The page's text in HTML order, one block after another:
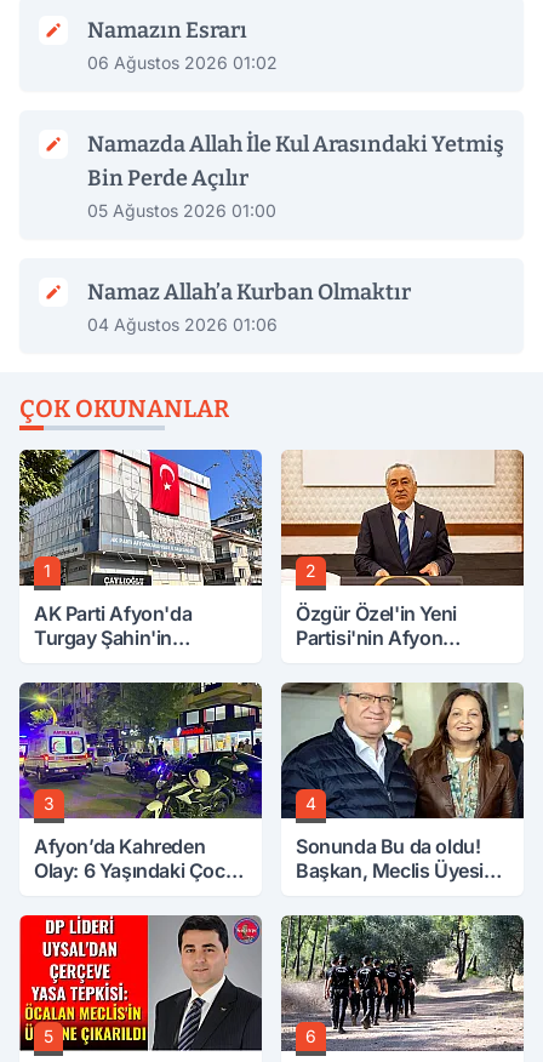
Namazın Esrarı
06 Ağustos 2026 01:02
Namazda Allah İle Kul Arasındaki Yetmiş
Bin Perde Açılır
05 Ağustos 2026 01:00
Namaz Allah’a Kurban Olmaktır
04 Ağustos 2026 01:06
ÇOK OKUNANLAR
1
AK Parti Afyon'da
Turgay Şahin'in
2
Özgür Özel'in Yeni
Partisi'nin Afyon
3
Afyon’da Kahreden
Olay: 6 Yaşındaki Çocuk
4
Sonunda Bu da oldu!
Başkan, Meclis Üyesini
Attırdı
5 6